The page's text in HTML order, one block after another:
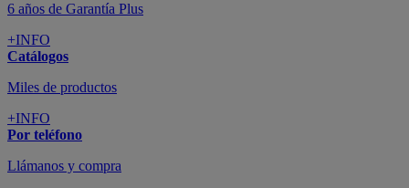
6 años de Garantía Plus
+INFO
Catálogos
Miles de productos
+INFO
Por teléfono
Llámanos y compra